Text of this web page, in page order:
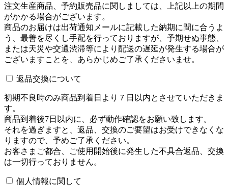
注文生産商品、予約販売品に関しましては、上記以上の期間
がかかる場合がございます。
商品のお届けは出荷通知メールに記載した納期に間に合うよ
う、最善を尽くし手配を行っておりますが、予期せぬ事態、
または天災や交通渋滞等により配送の遅延が発生する場合が
ございますことを、あらかじめご了承くださいませ。
返品交換について
初期不良時のみ商品到着日より７日以内とさせていただきま
す。
商品到着後7日以内に、必ず動作確認をお願い致します。
それを過ぎますと、返品、交換のご要望はお受けできなくな
りますので、予めご了承ください。
お客さまご都合、ご使用開始後に発生した不具合返品、交換
は一切行っておりません。
個人情報に関して